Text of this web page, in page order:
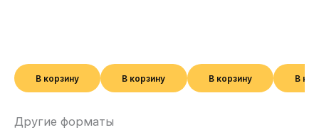
В корзину В корзину В корзину В
Другие форматы